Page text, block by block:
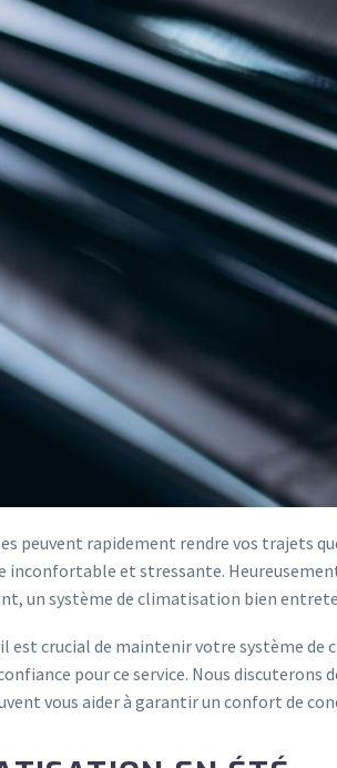
peuvent rapidement rendre vos trajets
inconfortable et stressante.
un système de climatisation bien
est crucial de maintenir votre système
pour ce service. Nous
vous aider à garantir un confort de